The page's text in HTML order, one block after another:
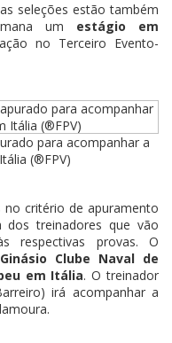
seleções estão também
um estágio em
no Terceiro Evento-
para acompanhar a
(®FPV)
critério de apuramento
dos treinadores que vão
respectivas provas. O
Clube Naval de
em Itália. O treinador
irá acompanhar a